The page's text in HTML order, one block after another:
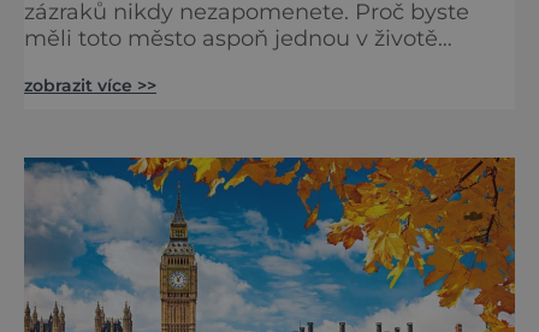
zázraků nikdy nezapomenete. Proč byste
měli toto město aspoň jednou v životě
nejkrásnější svátky v roce? Nákupy, bruslení,
typicky londýnského? Angličané milují
kluziště, patří k neodmyslitelné předvánoční
tradici a zábavě všech věkových k
zobrazit více >>